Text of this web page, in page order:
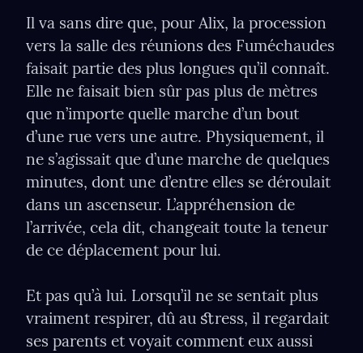
Il va sans dire que, pour Alix, la procession
vers la salle des réunions des Fuméchaudes
faisait partie des plus longues qu’il connaît.
Elle ne faisait bien sûr pas plus de mètres
que n’importe quelle marche d’un bout
d’une rue vers une autre. Physiquement, il
ne s’agissait que d’une marche de quelques
minutes, dont une d’entre elles se déroulait
dans un ascenseur. L’appréhension de
l’arrivée, cela dit, changeait toute la teneur
de ce déplacement pour lui.
Et pas qu’à lui. Lorsqu’il ne se sentait plus
vraiment respirer, dû au ﬆress, il regardait
ses parents et voyait comment eux aussi